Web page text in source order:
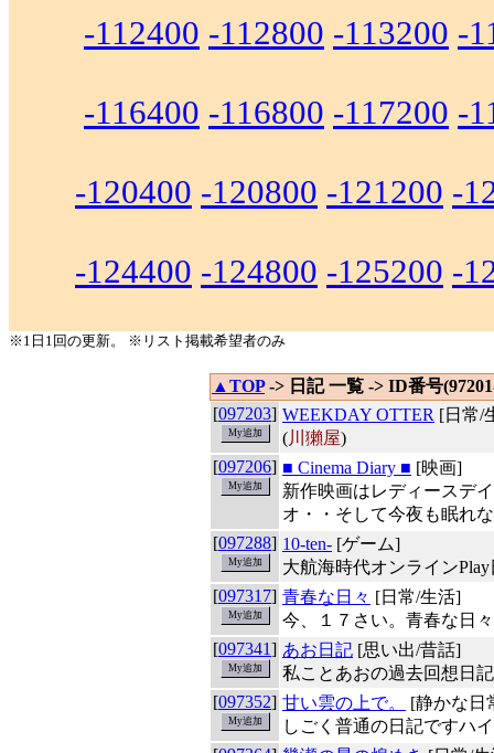
-112400 -112800 -113200 -
-116400 -116800 -117200 -
-120400 -120800 -121200 -
-124400 -124800 -125200 -
※1日1回の更新。 ※リスト掲載希望者のみ
▲TOP-> 日記 一覧 -> ID番号
[097203] WEEKDAY OTTER [日常/
(川獺屋)
[097206] ■ Cinema Diary ■ [映画]
新作映画はレディースデ
オ・・そして今夜も眠れ
[097288] 10-ten- [ゲーム]
大航海時代オンラインPlay
[097317] 青春な日々 [日常/生活]
今、１７さい。青春な日
[097341] あお日記 [思い出/昔話]
私ことあおの過去回想日
[097352] 甘い雲の上で。
[静かな日
しごく普通の日記ですハ